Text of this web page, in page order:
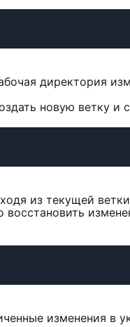
директория
новую ветку и
из текущей
восстановить
изменения в